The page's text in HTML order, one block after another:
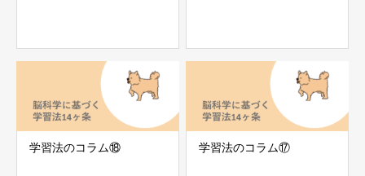
学習法のコラム⑱ 学習法のコラム⑰